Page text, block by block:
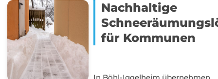
Nachhaltige
für Kommunen